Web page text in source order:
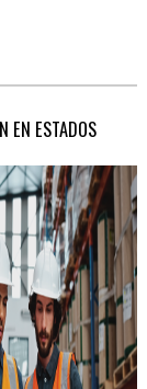
EN ESTADOS